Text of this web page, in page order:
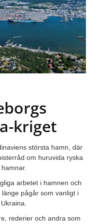
kriget
största hamn, där
om huruvida ryska
arbetet i hamnen och
pågår som vanligt i
rederier och andra som